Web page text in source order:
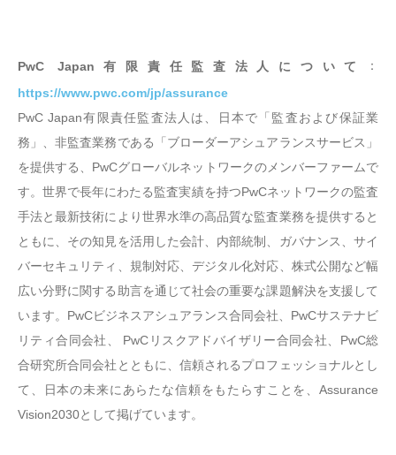
PwC Japan有限責任監査法人について
：
https://www.pwc.com/jp/assurance
PwC Japan有限責任監査法人は、日本で「監査および保証業
務」、非監査業務である「ブローダーアシュアランスサービス」
を提供する、PwCグローバルネットワークのメンバーファームで
す。世界で長年にわたる監査実績を持つPwCネットワークの監査
手法と最新技術により世界水準の高品質な監査業務を提供すると
ともに、その知見を活用した会計、内部統制、ガバナンス、サイ
バーセキュリティ、規制対応、デジタル化対応、株式公開など幅
広い分野に関する助言を通じて社会の重要な課題解決を支援して
います。PwCビジネスアシュアランス合同会社、PwCサステナビ
リティ合同会社、 PwCリスクアドバイザリー合同会社、PwC総
合研究所合同会社とともに、信頼されるプロフェッショナルとし
て、日本の未来にあらたな信頼をもたらすことを、Assurance
Vision2030として掲げています。